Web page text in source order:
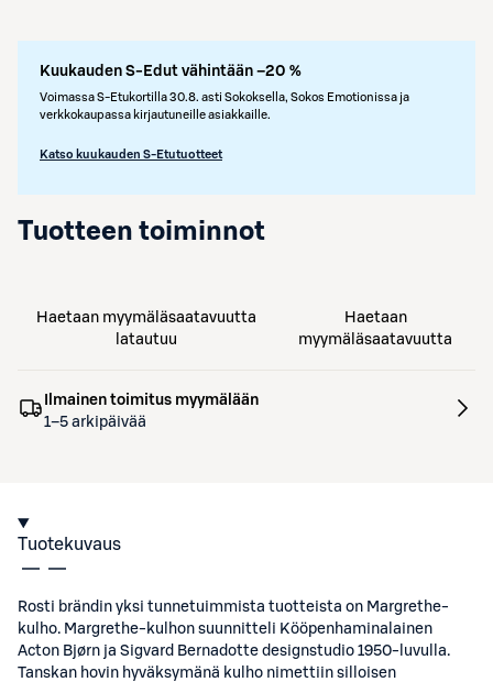
Kuukauden S-Edut vähintään –20 %
Voimassa S-Etukortilla 30.8. asti Sokoksella, Sokos Emotionissa ja
verkkokaupassa kirjautuneille asiakkaille.
Katso kuukauden S-Etutuotteet
Tuotteen toiminnot
Haetaan myymäläsaatavuutta
latautuu
Haetaan
myymäläsaatavuutta
Ilmainen toimitus myymälään
1–5 arkipäivää
Tuotekuvaus
Rosti brändin yksi tunnetuimmista tuotteista on Margrethe-
kulho. Margrethe-kulhon suunnitteli Kööpenhaminalainen
Acton Bjørn ja Sigvard Bernadotte designstudio 1950-luvulla.
Tanskan hovin hyväksymänä kulho nimettiin silloisen